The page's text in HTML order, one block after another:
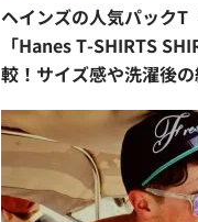
ヘインズの人気パックT
「Hanes T-SHIRTS
較！サイズ感や洗濯後